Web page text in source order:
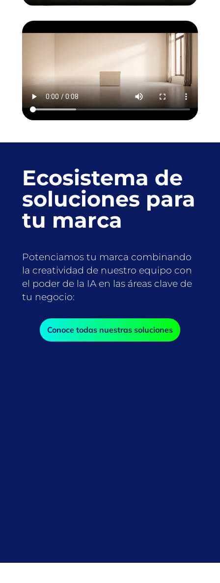
Ecosistema de
soluciones para
tu marca
Potenciamos tu marca combinando
la creatividad de nuestro equipo con
el poder de la IA en las áreas clave de
tu negocio:
Conoce todas nuestras soluciones